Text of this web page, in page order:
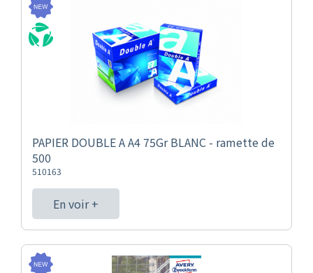
PAPIER DOUBLE A A4 75Gr BLANC - ramette de
500
510163
En voir +